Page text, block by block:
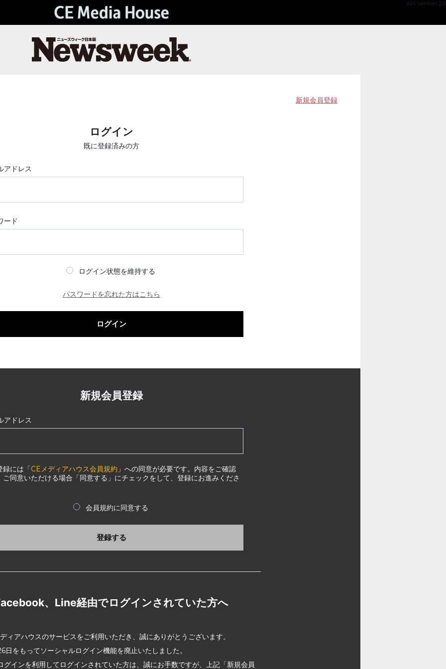
API Version 2.0
新規会員登録
ログイン
既に登録済みの方
アドレス
ード
ログイン状態を維持する
パスワードを忘れた方はこちら
ログイン
新規会員登録
アドレス
録には「CEメディアハウス会員規約 」への同意が必要です。内容をご確認
ご同意いただける場合「同意する」にチェックをして、登録にお進みくださ
会員規約に同意する
登録する
、Line経由でログインされていた方へ
ィアハウスのサービスをご利用いただき、誠にありがとうございます。
日をもってソーシャルログイン機能を廃止いたしました。
グインを利用してログインされていた方は、誠にお手数ですが、上記「新規会員